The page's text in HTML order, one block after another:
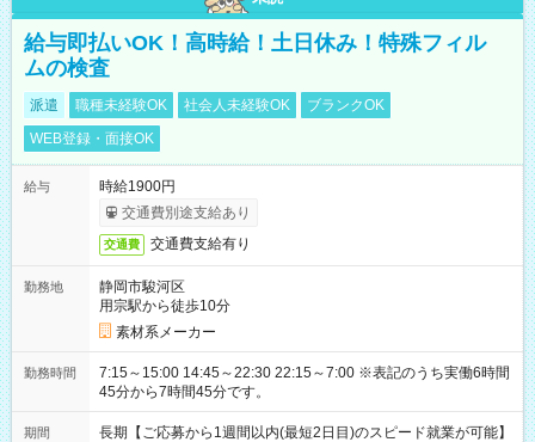
給与即払いOK！高時給！土日休み！特殊フィル
ムの検査
派遣 職種未経験OK 社会人未経験OK
ブランクOK
WEB登録・面接OK
給与
時給1900円
交通費別途支給あり
交通費 交通費支給有り
勤務地
静岡市駿河区
用宗駅から徒歩10分
素材系メーカー
勤務時間
7:15～15:00 14:45～22:30 22:15～7:00 ※表記のうち実働6時間
45分から7時間45分です。
期間
長期【ご応募から1週間以内(最短2日目)のスピード就業が可能】